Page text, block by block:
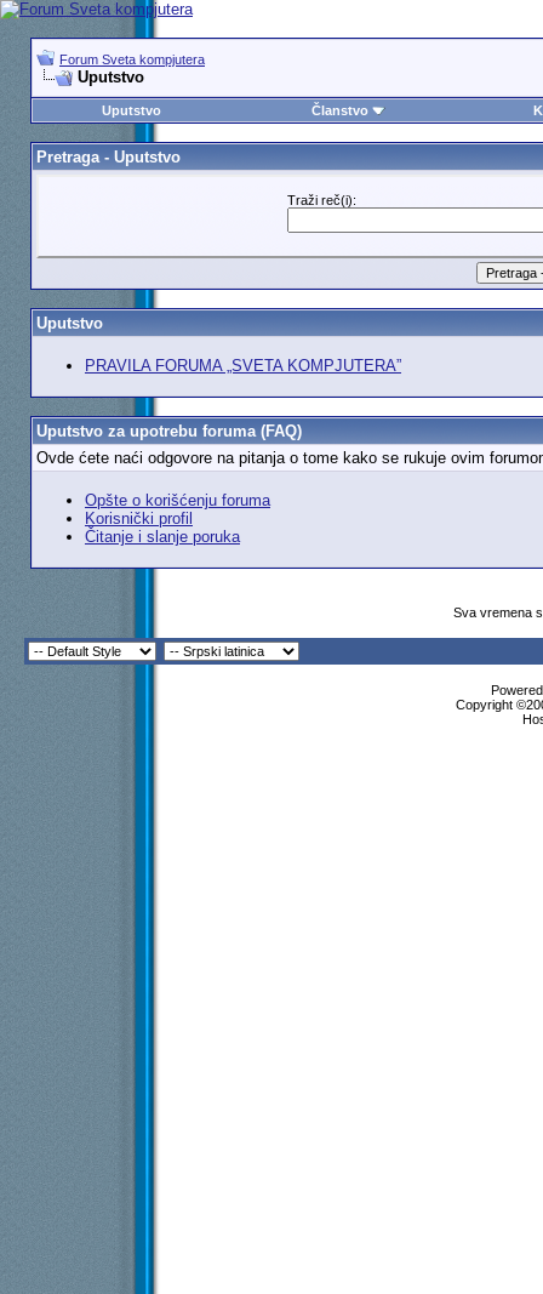
Forum Sveta kompjutera
Uputstvo
Uputstvo Članstvo
Pretraga - Uputstvo
Traži reč(i):
Uputstvo
PRAVILA FORUMA „SVETA KOMPJUTERA”
Uputstvo za upotrebu foruma (FAQ)
Ovde ćete naći odgovore na pitanja o tome kako se rukuje ovim
Opšte o korišćenju foruma
Korisnički profil
Čitanje i slanje poruka
Sva vremena
Copyright